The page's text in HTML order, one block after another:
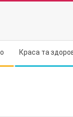
Краса та